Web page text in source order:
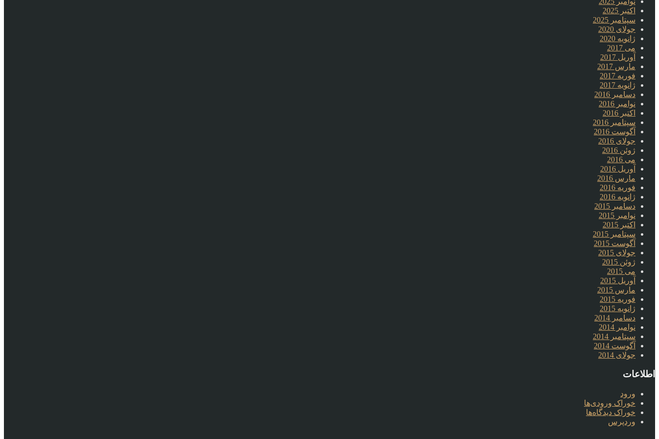
اکتبر 2025
سپتامبر 2025
جولای 2020
ژانویه 2020
می 2017
آوریل 2017
مارس 2017
فوریه 2017
ژانویه 2017
دسامبر 2016
نوامبر 2016
اکتبر 2016
سپتامبر 2016
آگوست 2016
جولای 2016
ژوئن 2016
می 2016
آوریل 2016
مارس 2016
فوریه 2016
ژانویه 2016
دسامبر 2015
نوامبر 2015
اکتبر 2015
سپتامبر 2015
آگوست 2015
جولای 2015
ژوئن 2015
می 2015
آوریل 2015
مارس 2015
فوریه 2015
ژانویه 2015
دسامبر 2014
نوامبر 2014
سپتامبر 2014
آگوست 2014
جولای 2014
اطلاعات
ورود
خوراک ورودی‌ها
خوراک دیدگاه‌ها
وردپرس